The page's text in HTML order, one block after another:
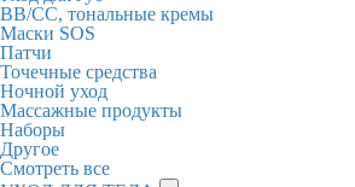
BB/CC, тональные кремы
Маски SOS
Патчи
Точечные средства
Ночной уход
Массажные продукты
Наборы
Другое
Смотреть все